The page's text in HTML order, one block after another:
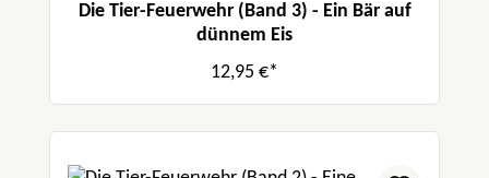
Die Tier-Feuerwehr (Band 3) - Ein Bär auf
dünnem Eis
12,95 €*